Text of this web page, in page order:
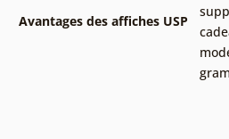
Avantages des affiches USP